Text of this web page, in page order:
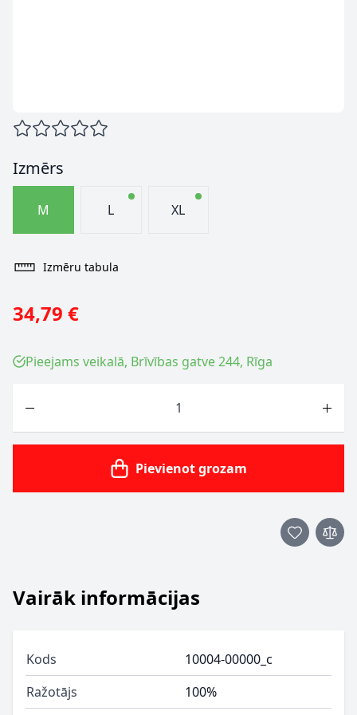
Izmērs
M L XL
Izmēru tabula
34,79 €
Pieejams veikalā, Brīvības gatve 244, Rīga
Pievienot grozam
Vairāk informācijas
Kods
10004-00000_c
Ražotājs
100%